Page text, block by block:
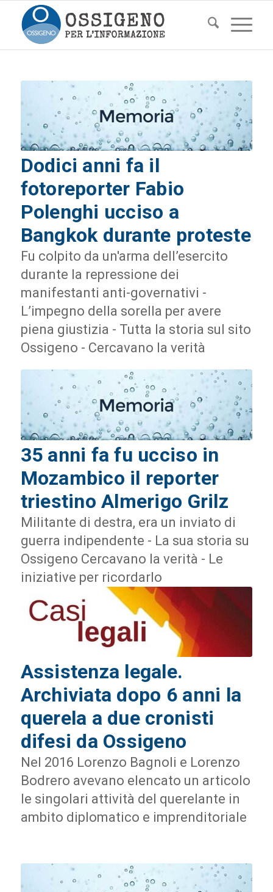
Dodici anni fa il
fotoreporter Fabio
Polenghi ucciso a
Bangkok durante proteste
Fu colpito da un'arma dell’esercito
durante la repressione dei
manifestanti anti-governativi -
L’impegno della sorella per avere
piena giustizia - Tutta la storia sul sito
Ossigeno - Cercavano la verità
35 anni fa fu ucciso in
Mozambico il reporter
triestino Almerigo Grilz
Militante di destra, era un inviato di
guerra indipendente - La sua storia su
Ossigeno Cercavano la verità - Le
iniziative per ricordarlo
Assistenza legale.
Archiviata dopo 6 anni la
querela a due cronisti
difesi da Ossigeno
Nel 2016 Lorenzo Bagnoli e Lorenzo
Bodrero avevano elencato un articolo
le singolari attività del querelante in
ambito diplomatico e imprenditoriale